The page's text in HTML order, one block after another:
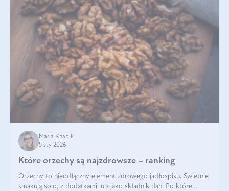
Maria Knapik
5 sty 2026
Które orzechy są najzdrowsze – ranking
Orzechy to nieodłączny element zdrowego jadłospisu. Świetnie
smakują solo, z dodatkami lub jako składnik dań. Po które